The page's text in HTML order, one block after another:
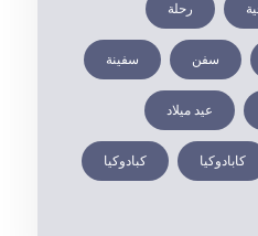
رحلة
سفن سفينة
عيد ميلاد
كابادوكيا كبادوكيا